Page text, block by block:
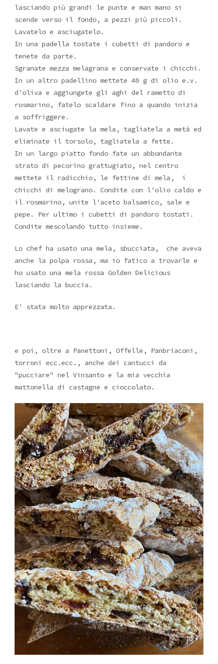
lasciando più grandi le punte e man mano si
scende verso il fondo, a pezzi più piccoli.
Lavatelo e asciugatelo.
In una padella tostate i cubetti di pandoro e
tenete da parte.
Sgranate mezza melagrana e conservate i chicchi.
In un altro padellino mettete 40 g di olio e.v.
d'oliva e aggiungete gli aghi del rametto di
rosmarino, fatelo scaldare fino a quando inizia
a soffriggere.
Lavate e asciugate la mela, tagliatela a metà ed
eliminate il torsolo, tagliatela a fette.
In un largo piatto fondo fate un abbondante
strato di pecorino grattugiato, nel centro
mettete il radicchio, le fettine di mela, i
chicchi di melograno. Condite con l'olio caldo e
il rosmarino, unite l'aceto balsamico, sale e
pepe. Per ultimo i cubetti di pandoro tostati.
Condite mescolando tutto insieme.
Lo chef ha usato una mela, sbucciata, che aveva
anche la polpa rossa, ma io fatico a trovarle e
ho usato una mela rossa Golden Delicious
lasciando la buccia.
E' stata molto apprezzata.
e poi, oltre a Panettoni, Offelle, Panbriaconi,
torroni ecc.ecc., anche dei cantucci da
"pucciare" nel Vinsanto e la mia vecchia
mattonella di castagne e cioccolato.